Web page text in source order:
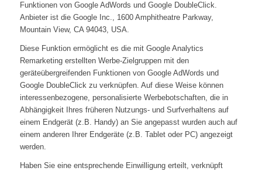
Funktionen von Google AdWords und Google DoubleClick.
Anbieter ist die Google Inc., 1600 Amphitheatre Parkway,
Mountain View, CA 94043, USA.
Diese Funktion ermöglicht es die mit Google Analytics
Remarketing erstellten Werbe-Zielgruppen mit den
geräteübergreifenden Funktionen von Google AdWords und
Google DoubleClick zu verknüpfen. Auf diese Weise können
interessenbezogene, personalisierte Werbebotschaften, die in
Abhängigkeit Ihres früheren Nutzungs- und Surfverhaltens auf
einem Endgerät (z.B. Handy) an Sie angepasst wurden auch auf
einem anderen Ihrer Endgeräte (z.B. Tablet oder PC) angezeigt
werden.
Haben Sie eine entsprechende Einwilligung erteilt, verknüpft